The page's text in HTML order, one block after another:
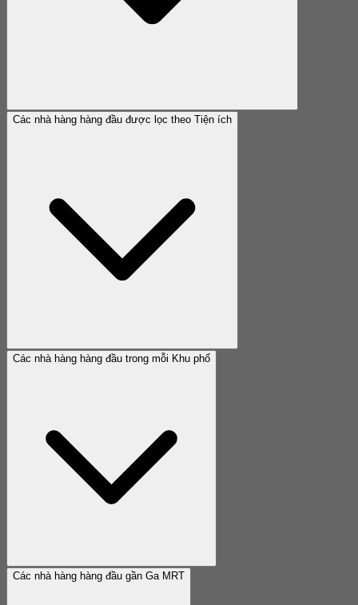
Các nhà hàng hàng đầu được lọc theo Tiện ích
Các nhà hàng hàng đầu trong mỗi Khu phố
Các nhà hàng hàng đầu gần Ga MRT